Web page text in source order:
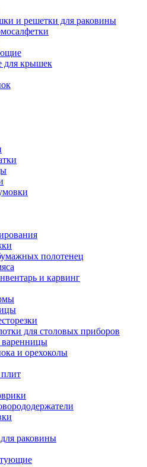
и решетки для раковины
для крышек
полотенец
и карвинг
для столовых приборов
и орехоколы
плит
раковины